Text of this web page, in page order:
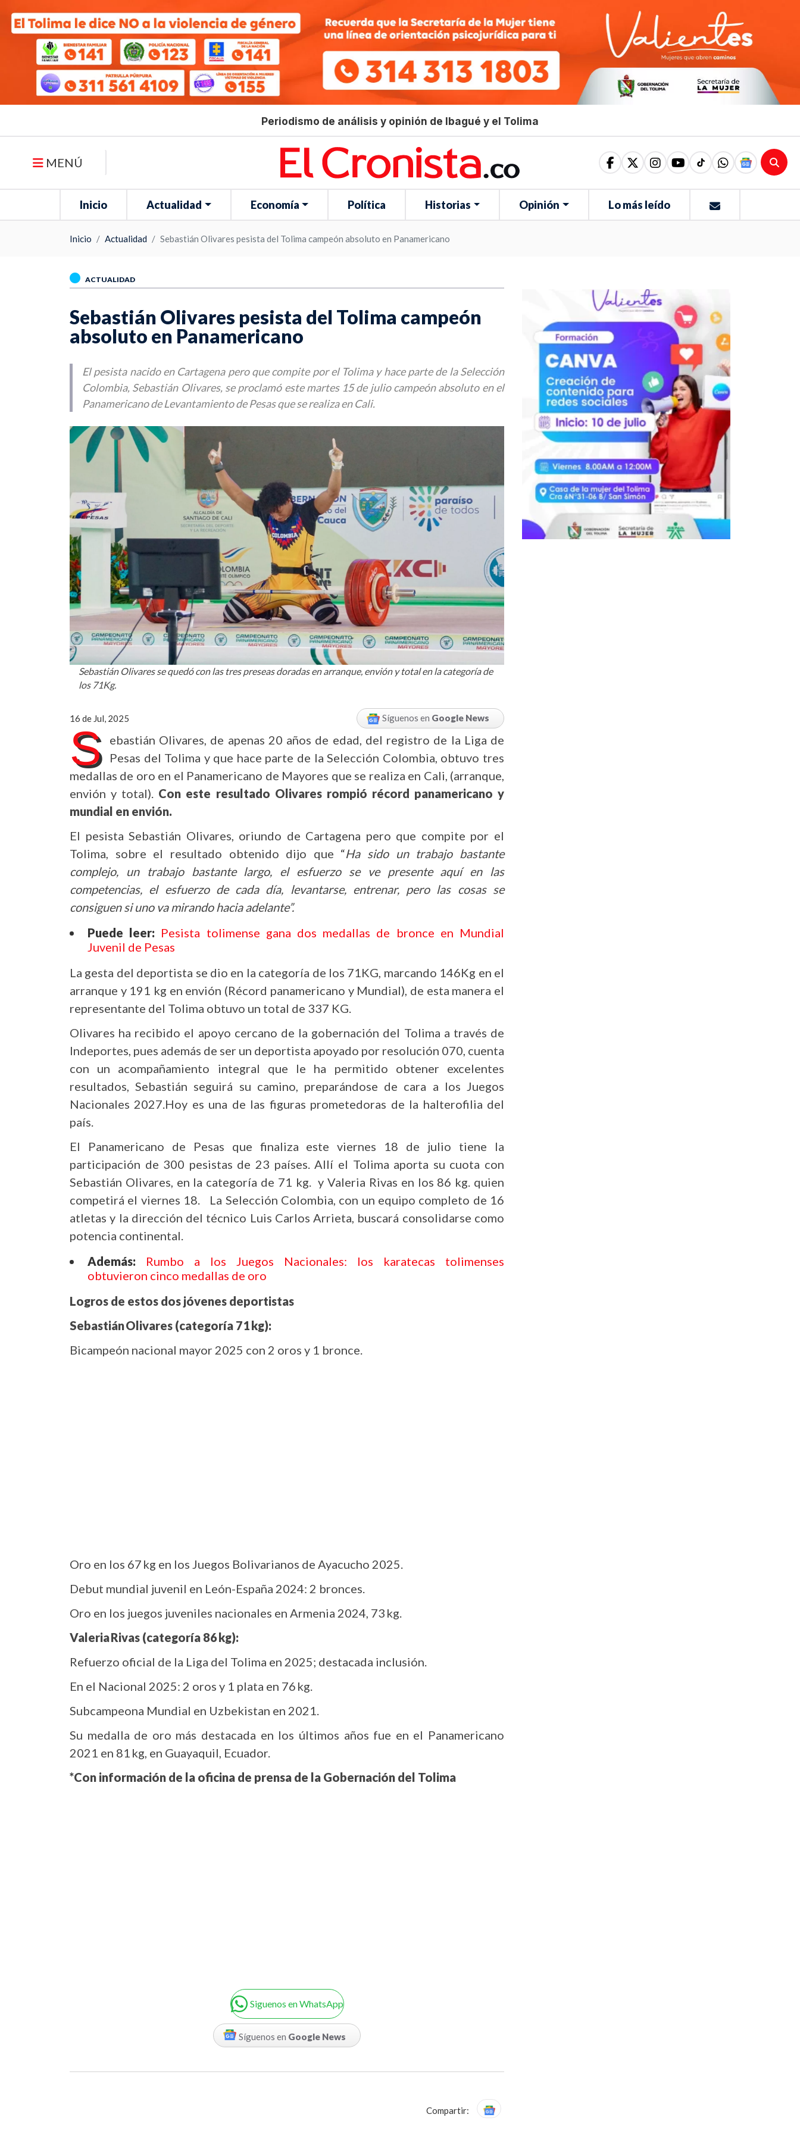
Periodismo de análisis y opinión de Ibagué y el Tolima
MENÚ
Inicio Actualidad Economía Política Historias Opinión Lo más leído
Inicio Actualidad Sebastián Olivares pesista del Tolima campeón absoluto en Panamericano
ACTUALIDAD
Sebastián Olivares pesista del Tolima campeón
absoluto en Panamericano
El pesista nacido en Cartagena pero que compite por el Tolima y hace parte de la Selección
Colombia, Sebastián Olivares, se proclamó este martes 15 de julio campeón absoluto en el
Panamericano de Levantamiento de Pesas que se realiza en Cali.
Sebastián Olivares se quedó con las tres preseas doradas en arranque, envión y total en la categoría de
los 71Kg.
16 de Jul, 2025 Síguenos en Google News
S
ebastián Olivares, de apenas 20 años de edad, del registro de la Liga de
Pesas del Tolima y que hace parte de la Selección Colombia, obtuvo tres
medallas de oro en el Panamericano de Mayores que se realiza en Cali, (arranque,
envión y total). Con este resultado Olivares rompió récord panamericano y
mundial en envión.
El pesista Sebastián Olivares, oriundo de Cartagena pero que compite por el
Tolima, sobre el resultado obtenido dijo que “Ha sido un trabajo bastante
complejo, un trabajo bastante largo, el esfuerzo se ve presente aquí en las
competencias, el esfuerzo de cada día, levantarse, entrenar, pero las cosas se
consiguen si uno va mirando hacia adelante”.
Puede leer: Pesista tolimense gana dos medallas de bronce en Mundial
Juvenil de Pesas
La gesta del deportista se dio en la categoría de los 71KG, marcando 146Kg en el
arranque y 191 kg en envión (Récord panamericano y Mundial), de esta manera el
representante del Tolima obtuvo un total de 337 KG.
Olivares ha recibido el apoyo cercano de la gobernación del Tolima a través de
Indeportes, pues además de ser un deportista apoyado por resolución 070, cuenta
con un acompañamiento integral que le ha permitido obtener excelentes
resultados, Sebastián seguirá su camino, preparándose de cara a los Juegos
Nacionales 2027.Hoy es una de las figuras prometedoras de la halterofilia del
país.
El Panamericano de Pesas que finaliza este viernes 18 de julio tiene la
participación de 300 pesistas de 23 países. Allí el Tolima aporta su cuota con
Sebastián Olivares, en la categoría de 71 kg. y Valeria Rivas en los 86 kg. quien
competirá el viernes 18. La Selección Colombia, con un equipo completo de 16
atletas y la dirección del técnico Luis Carlos Arrieta, buscará consolidarse como
potencia continental.
Además: Rumbo a los Juegos Nacionales: los karatecas tolimenses
obtuvieron cinco medallas de oro
Logros de estos dos jóvenes deportistas
Sebastián Olivares (categoría 71 kg):
Bicampeón nacional mayor 2025 con 2 oros y 1 bronce.
Oro en los 67 kg en los Juegos Bolivarianos de Ayacucho 2025.
Debut mundial juvenil en León-España 2024: 2 bronces.
Oro en los juegos juveniles nacionales en Armenia 2024, 73 kg.
Valeria Rivas (categoría 86 kg):
Refuerzo oficial de la Liga del Tolima en 2025; destacada inclusión.
En el Nacional 2025: 2 oros y 1 plata en 76 kg.
Subcampeona Mundial en Uzbekistan en 2021.
Su medalla de oro más destacada en los últimos años fue en el Panamericano
2021 en 81 kg, en Guayaquil, Ecuador.
*Con información de la oficina de prensa de la Gobernación del Tolima
Siguenos en WhatsApp
Síguenos en Google News
Compartir: